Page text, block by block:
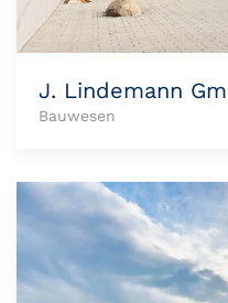
J. Lindemann
Bauwesen